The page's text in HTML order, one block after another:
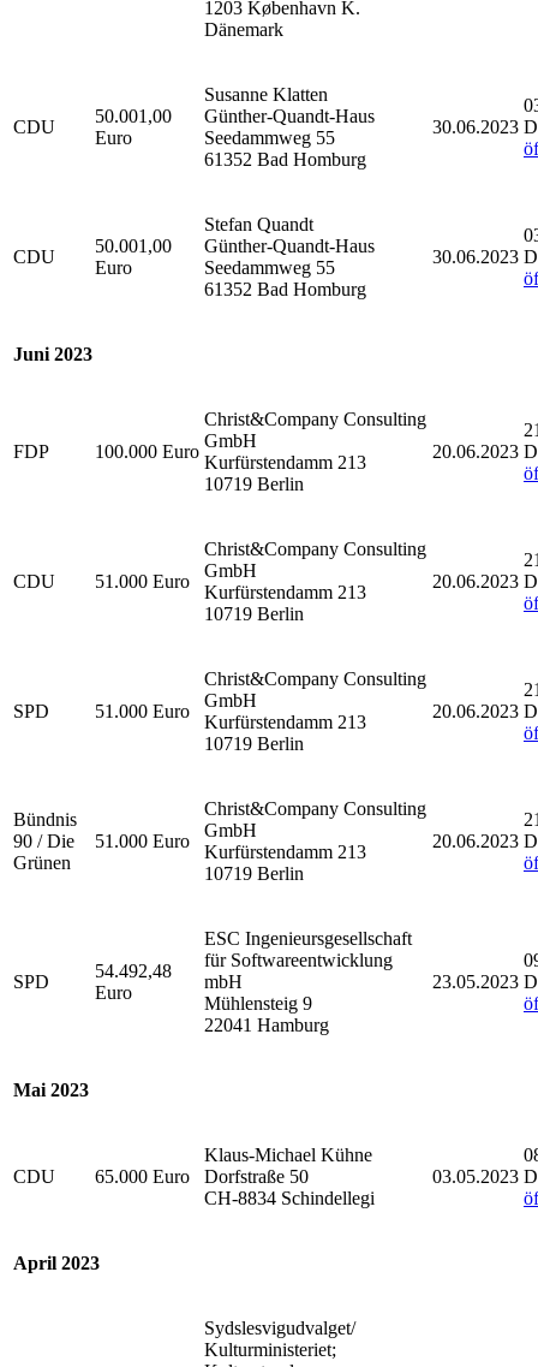
1203 København K.
Dänemark
CDU
50.001,00
Euro
Susanne Klatten
Günther-Quandt-Haus
Seedammweg 55
61352 Bad Homburg
30.06.2023
CDU
50.001,00
Euro
Stefan Quandt
Günther-Quandt-Haus
Seedammweg 55
61352 Bad Homburg
30.06.2023
Juni 2023
FDP 100.000 Euro
Christ&Company Consulting
GmbH
Kurfürstendamm 213
10719 Berlin
20.06.2023
CDU 51.000 Euro
Christ&Company Consulting
GmbH
Kurfürstendamm 213
10719 Berlin
20.06.2023
SPD 51.000 Euro
Christ&Company Consulting
GmbH
Kurfürstendamm 213
10719 Berlin
20.06.2023
Bündnis
90 / Die
Grünen
51.000 Euro
Christ&Company Consulting
GmbH
Kurfürstendamm 213
10719 Berlin
20.06.2023
SPD
54.492,48
Euro
ESC Ingenieursgesellschaft
für Softwareentwicklung
mbH
Mühlensteig 9
22041 Hamburg
23.05.2023
Mai 2023
CDU 65.000 Euro
Klaus-Michael Kühne
Dorfstraße 50
CH-8834 Schindellegi
03.05.2023
April 2023
Sydslesvigudvalget/
Kulturministeriet;